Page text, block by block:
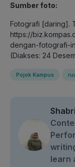
Sumber foto:
Fotografi [daring].
https://
dengan-fotografi-
(Diakses: 24
Pojok Kampus
learn